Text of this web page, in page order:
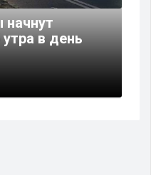
начнут
в день